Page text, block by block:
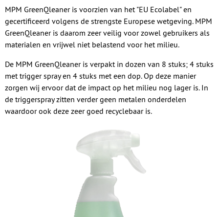
MPM GreenQleaner is voorzien van het "EU Ecolabel" en
gecertificeerd volgens de strengste Europese wetgeving. MPM
GreenQleaner is daarom zeer veilig voor zowel gebruikers als
materialen en vrijwel niet belastend voor het milieu.
De MPM GreenQleaner is verpakt in dozen van 8 stuks; 4 stuks
met trigger spray en 4 stuks met een dop. Op deze manier
zorgen wij ervoor dat de impact op het milieu nog lager is. In
de triggerspray zitten verder geen metalen onderdelen
waardoor ook deze zeer goed recyclebaar is.